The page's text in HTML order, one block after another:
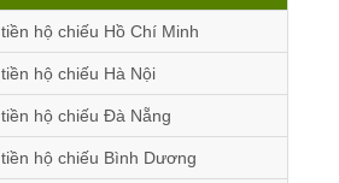
hộ chiếu Hồ Chí Minh
hộ chiếu Hà Nội
hộ chiếu Đà Nẵng
hộ chiếu Bình Dương